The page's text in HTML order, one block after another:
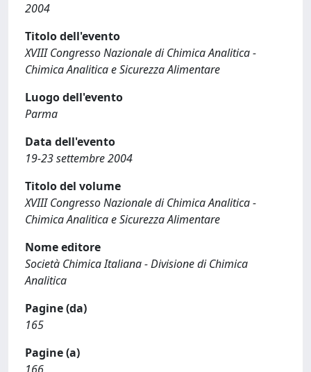
2004
Titolo dell'evento
XVIII Congresso Nazionale di Chimica Analitica -
Chimica Analitica e Sicurezza Alimentare
Luogo dell'evento
Parma
Data dell'evento
19-23 settembre 2004
Titolo del volume
XVIII Congresso Nazionale di Chimica Analitica -
Chimica Analitica e Sicurezza Alimentare
Nome editore
Società Chimica Italiana - Divisione di Chimica
Analitica
Pagine (da)
165
Pagine (a)